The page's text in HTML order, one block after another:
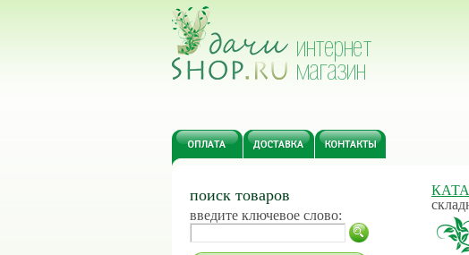
поиск товаров
введите ключевое слово: